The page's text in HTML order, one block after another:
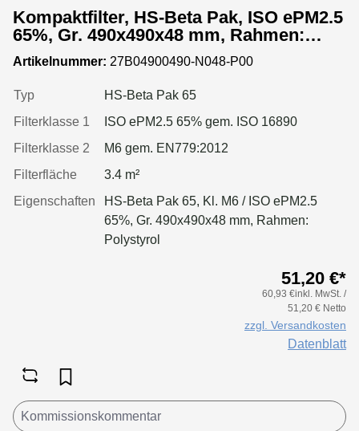
Kompaktfilter, HS-Beta Pak, ISO ePM2.5
65%, Gr. 490x490x48 mm, Rahmen:
Kunststoffprofil
Artikelnummer: 27B04900490-N048-P00
Typ
HS-Beta Pak 65
Filterklasse 1
ISO ePM2.5 65% gem. ISO 16890
Filterklasse 2
M6 gem. EN779:2012
Filterfläche
3.4 m²
Eigenschaften
HS-Beta Pak 65, Kl. M6 / ISO ePM2.5
65%, Gr. 490x490x48 mm, Rahmen:
Polystyrol
51,20 €*
60,93 €inkl. MwSt. /
51,20 € Netto
zzgl. Versandkosten
Datenblatt